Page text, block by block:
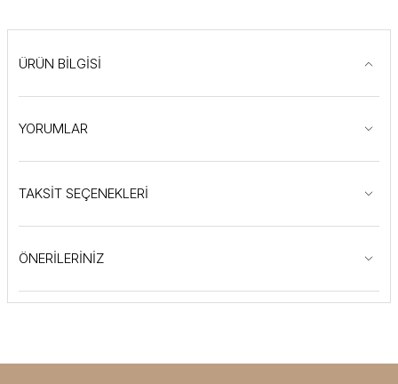
ÜRÜN BİLGİSİ
YORUMLAR
TAKSİT SEÇENEKLERİ
ÖNERİLERİNİZ